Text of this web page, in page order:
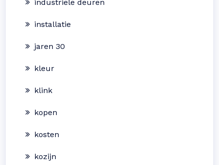
industriele deuren
installatie
jaren 30
kleur
klink
kopen
kosten
kozijn